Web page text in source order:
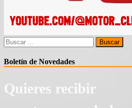
Buscar:
Boletín de Novedades
Quieres recibir